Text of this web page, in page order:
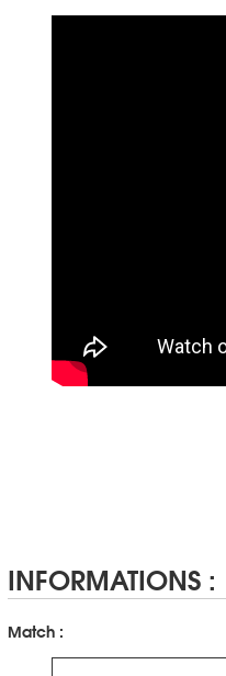
INFORMATIONS :
Match :